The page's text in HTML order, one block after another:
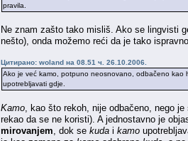
pravila.
Ne znam zašto tako misliš. Ako se lingvisti
nešto), onda možemo reći da je tako
Цитирано: woland на 08.51 ч. 26.10.2006.
Ako je već kamo, potpuno neosnovano, odbačeno kao
upotrebljavati gdje.
Kamo , kao što rekoh, nije odbačeno, nego
rekao da se ne koristi). A jednostavno je
mirovanjem , dok se kuda i kamo